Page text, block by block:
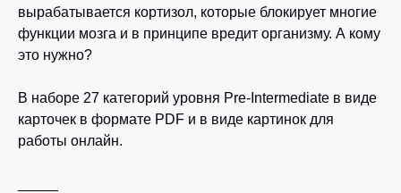
вырабатывается кортизол, которые блокирует многие
функции мозга и в принципе вредит организму. А кому
это нужно?
В наборе 27 категорий уровня Pre-Intermediate в виде
карточек в формате PDF и в виде картинок для
работы онлайн.